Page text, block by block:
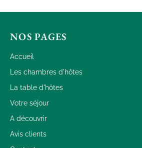
NOS PAGES
Accueil
Les chambres d'hôtes
La table d'hôtes
Votre séjour
A découvrir
Avis clients